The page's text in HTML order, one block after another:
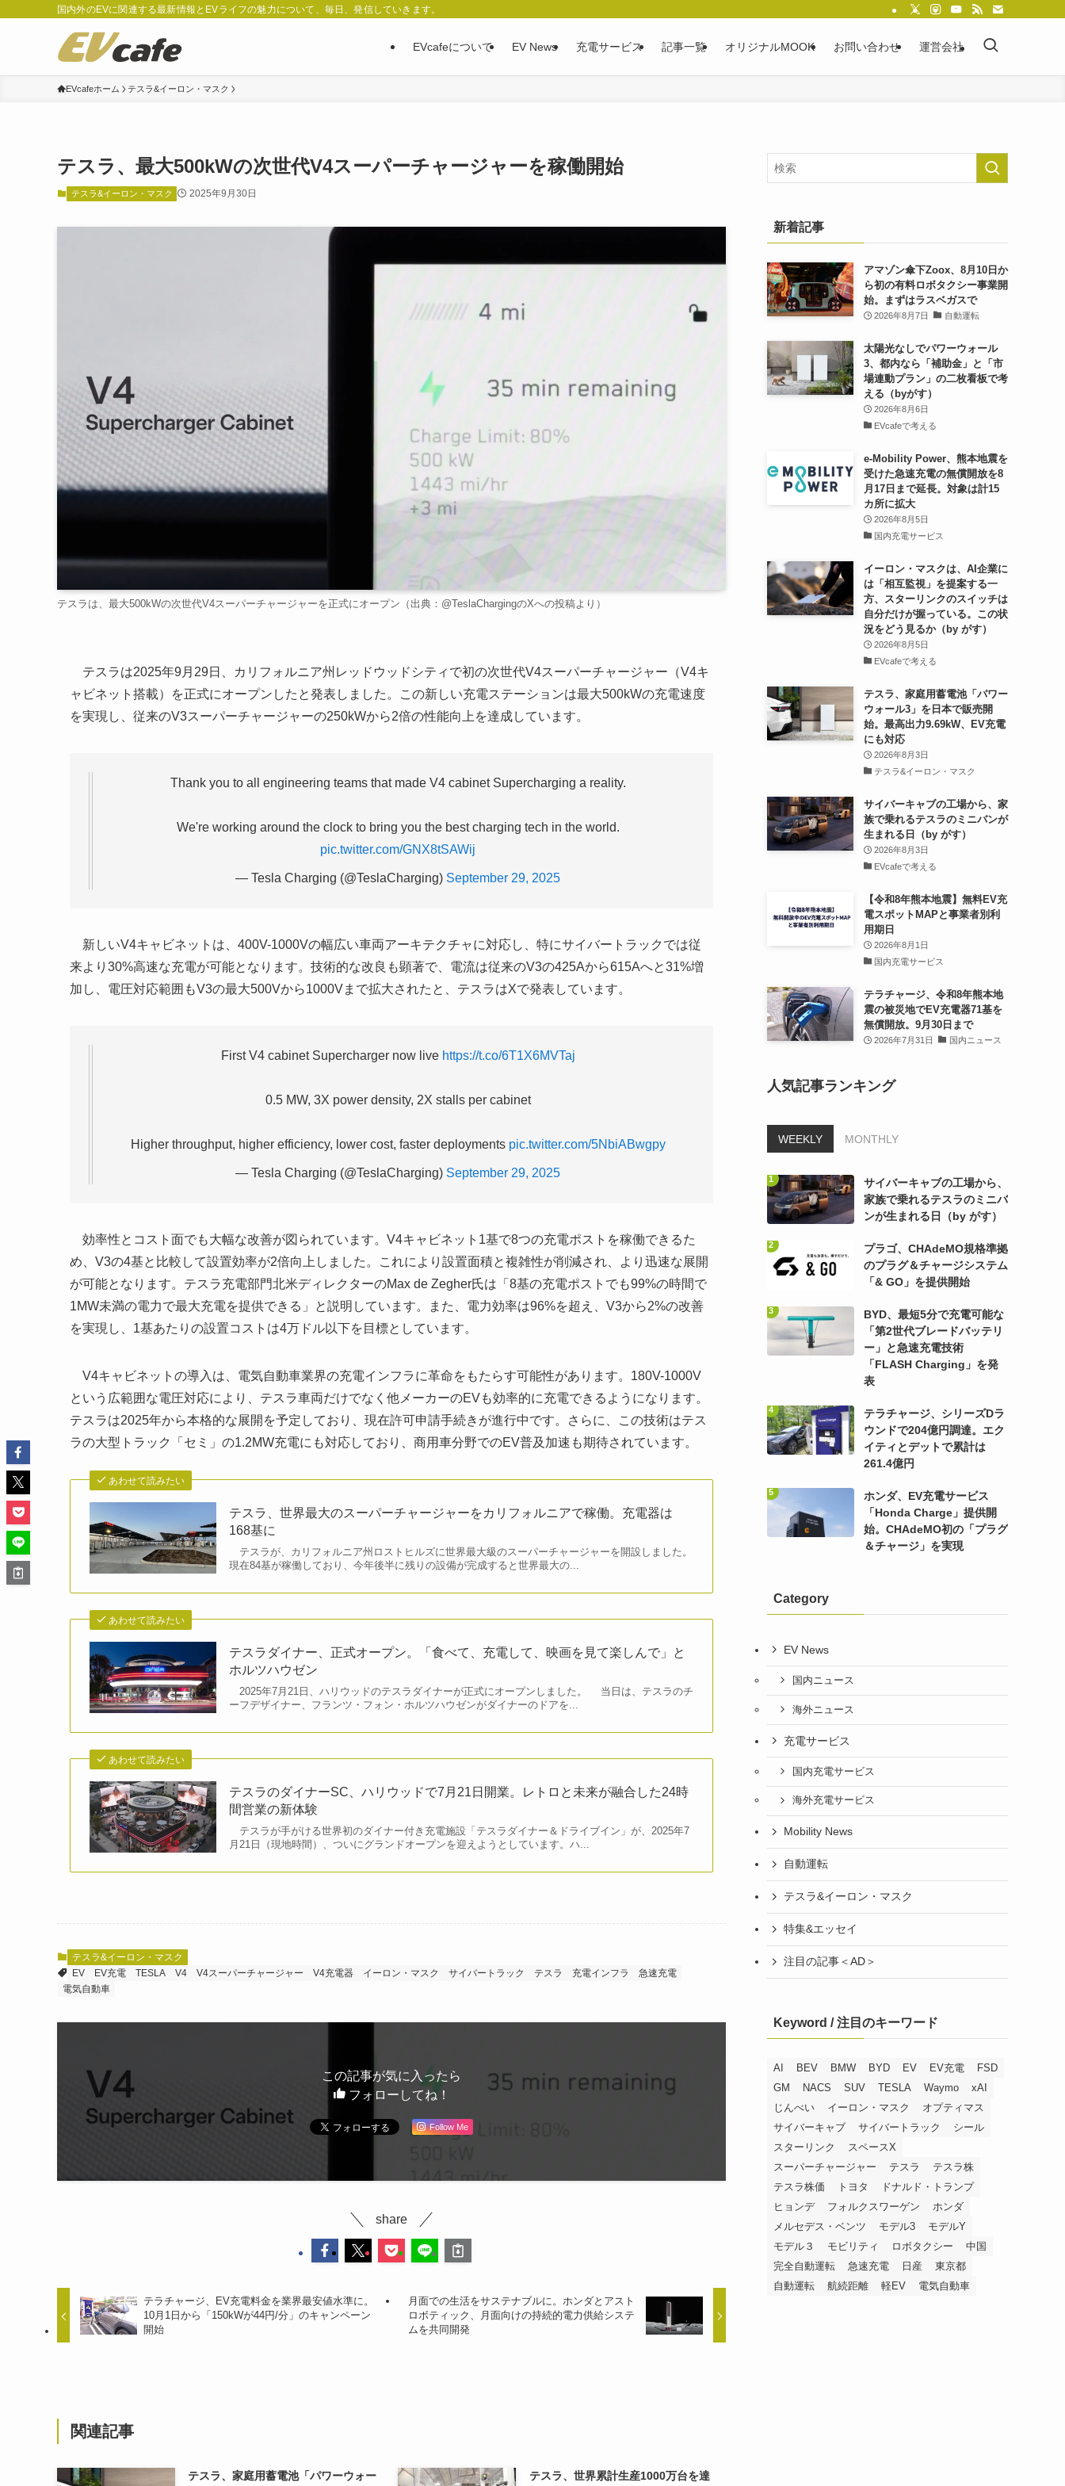
国内外のEVに関連する最新情報とEVライフの魅力について、毎日、発信していきます。
EVcafeについて EV News 充電サービス 記事一覧 オリジナルMOOK お問い合わせ 運営会社
EVcafeホーム テスラ&イーロン・マスク
テスラ、最大500kWの次世代V4スーパーチャージャーを稼働開始
テスラ&イーロン・マスク 2025年9月30日
テスラは、最大500kWの次世代V4スーパーチャージャーを正式にオープン（出典：@TeslaChargingのXへの投稿より）
テスラは2025年9月29日、カリフォルニア州レッドウッドシティで初の次世代V4スーパーチャージャー（V4キ
ャビネット搭載）を正式にオープンしたと発表しました。この新しい充電ステーションは最大500kWの充電速度
を実現し、従来のV3スーパーチャージャーの250kWから2倍の性能向上を達成しています。
Thank you to all engineering teams that made V4 cabinet Supercharging a reality.
We're working around the clock to bring you the best charging tech in the world.
pic.twitter.com/GNX8tSAWij
— Tesla Charging (@TeslaCharging) September 29, 2025
新しいV4キャビネットは、400V-1000Vの幅広い車両アーキテクチャに対応し、特にサイバートラックでは従
来より30%高速な充電が可能となります。技術的な改良も顕著で、電流は従来のV3の425Aから615Aへと31%増
加し、電圧対応範囲もV3の最大500Vから1000Vまで拡大されたと、テスラはXで発表しています。
First V4 cabinet Supercharger now live https://t.co/6T1X6MVTaj
0.5 MW, 3X power density, 2X stalls per cabinet
Higher throughput, higher efficiency, lower cost, faster deployments pic.twitter.com/5NbiABwgpy
— Tesla Charging (@TeslaCharging) September 29, 2025
効率性とコスト面でも大幅な改善が図られています。V4キャビネット1基で8つの充電ポストを稼働できるた
め、V3の4基と比較して設置効率が2倍向上しました。これにより設置面積と複雑性が削減され、より迅速な展開
が可能となります。テスラ充電部門北米ディレクターのMax de Zegher氏は「8基の充電ポストでも99%の時間で
1MW未満の電力で最大充電を提供できる」と説明しています。また、電力効率は96%を超え、V3から2%の改善
を実現し、1基あたりの設置コストは4万ドル以下を目標としています。
V4キャビネットの導入は、電気自動車業界の充電インフラに革命をもたらす可能性があります。180V-1000V
という広範囲な電圧対応により、テスラ車両だけでなく他メーカーのEVも効率的に充電できるようになります。
テスラは2025年から本格的な展開を予定しており、現在許可申請手続きが進行中です。さらに、この技術はテス
ラの大型トラック「セミ」の1.2MW充電にも対応しており、商用車分野でのEV普及加速も期待されています。
あわせて読みたい
テスラ、世界最大のスーパーチャージャーをカリフォルニアで稼働。充電器は
168基に
テスラが、カリフォルニア州ロストヒルズに世界最大級のスーパーチャージャーを開設しました。
現在84基が稼働しており、今年後半に残りの設備が完成すると世界最大の...
あわせて読みたい
テスラダイナー、正式オープン。「食べて、充電して、映画を見て楽しんで」と
ホルツハウゼン
2025年7月21日、ハリウッドのテスラダイナーが正式にオープンしました。 当日は、テスラのチ
ーフデザイナー、フランツ・フォン・ホルツハウゼンがダイナーのドアを...
あわせて読みたい
テスラのダイナーSC、ハリウッドで7月21日開業。レトロと未来が融合した24時
間営業の新体験
テスラが手がける世界初のダイナー付き充電施設「テスラダイナー＆ドライブイン」が、2025年7
月21日（現地時間）、ついにグランドオープンを迎えようとしています。ハ...
テスラ&イーロン・マスク
EV
EV充電 TESLA V4 V4スーパーチャージャー V4充電器 イーロン・マスク サイバートラック テスラ 充電インフラ
急速充電
電気自動車
この記事が気に入ったら
フォローしてね！
Follow Me
share
テラチャージ、EV充電料金を業界最安値水準に。
10月1日から「150kWが44円/分」のキャンペーン
開始
月面での生活をサステナブルに。ホンダとアスト
ロボティック、月面向けの持続的電力供給システ
ムを共同開発
関連記事
テスラ、家庭用蓄電池「パワーウォー
テスラ、世界累計生産1000万台を達
新着記事
アマゾン傘下Zoox、8月10日か
ら初の有料ロボタクシー事業開
始。まずはラスベガスで
2026年8月7日 自動運転
太陽光なしでパワーウォール
3、都内なら「補助金」と「市
場連動プラン」の二枚看板で考
える（byがす）
2026年8月6日
EVcafeで考える
e-Mobility Power、熊本地震を
受けた急速充電の無償開放を8
月17日まで延長。対象は計15
カ所に拡大
2026年8月5日
国内充電サービス
イーロン・マスクは、AI企業に
は「相互監視」を提案する一
方、スターリンクのスイッチは
自分だけが握っている。この状
況をどう見るか（by がす）
2026年8月5日
EVcafeで考える
テスラ、家庭用蓄電池「パワー
ウォール3」を日本で販売開
始。最高出力9.69kW、EV充電
にも対応
2026年8月3日
テスラ&イーロン・マスク
サイバーキャブの工場から、家
族で乗れるテスラのミニバンが
生まれる日（by がす）
2026年8月3日
EVcafeで考える
【令和8年熊本地震】無料EV充
電スポットMAPと事業者別利
用期日
2026年8月1日
国内充電サービス
テラチャージ、令和8年熊本地
震の被災地でEV充電器71基を
無償開放。9月30日まで
2026年7月31日 国内ニュース
人気記事ランキング
WEEKLY MONTHLY
サイバーキャブの工場から、
家族で乗れるテスラのミニバ
ンが生まれる日（by がす）
プラゴ、CHAdeMO規格準拠
のプラグ＆チャージシステム
「& GO」を提供開始
BYD、最短5分で充電可能な
「第2世代ブレードバッテリ
ー」と急速充電技術
「FLASH Charging」を発
表
テラチャージ、シリーズDラ
ウンドで204億円調達。エク
イティとデットで累計は
261.4億円
ホンダ、EV充電サービス
「Honda Charge」提供開
始。CHAdeMO初の「プラグ
＆チャージ」を実現
Category
EV News
国内ニュース
海外ニュース
充電サービス
国内充電サービス
海外充電サービス
Mobility News
自動運転
テスラ&イーロン・マスク
特集&エッセイ
注目の記事＜AD＞
Keyword / 注目のキーワード
AI BEV BMW BYD EV EV充電
FSD
GM
NACS SUV TESLA Waymo
xAI
じんべい
イーロン・マスク
オプティマス
サイバーキャブ
サイバートラック
シール
スターリンク
スペースX
スーパーチャージャー
テスラ
テスラ株
テスラ株価
トヨタ
ドナルド・トランプ
ヒョンデ
フォルクスワーゲン
ホンダ
メルセデス・ベンツ
モデル3
モデルY
モデル３
モビリティ ロボタクシー
中国
完全自動運転
急速充電 日産
東京都
自動運転
航続距離 軽EV 電気自動車